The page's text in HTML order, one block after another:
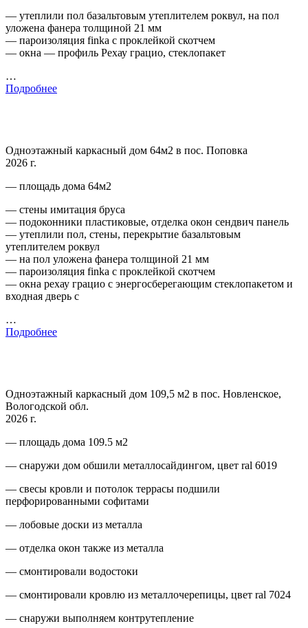
— утеплили пол базальтовым утеплителем роквул, на пол
уложена фанера толщиной 21 мм
— пароизоляция finka с проклейкой скотчем
— окна — профиль Рехау грацио, стеклопакет
…
Подробнее
Одноэтажный каркасный дом 64м2 в пос. Поповка
2026 г.
— площадь дома 64м2
— стены имитация бруса
— подоконники пластиковые, отделка окон сендвич панель
— утеплили пол, стены, перекрытие базальтовым
утеплителем роквул
— на пол уложена фанера толщиной 21 мм
— пароизоляция finka с проклейкой скотчем
— окна рехау грацио с энергосберегающим стеклопакетом и
входная дверь с
…
Подробнее
Одноэтажный каркасный дом 109,5 м2 в пос. Новленское,
Вологодской обл.
2026 г.
— площадь дома 109.5 м2
— снаружи дом обшили металлосайдингом, цвет ral 6019
— свесы кровли и потолок террасы подшили
перфорированными софитами
— лобовые доски из металла
— отделка окон также из металла
— смонтировали водостоки
— смонтировали кровлю из металлочерепицы, цвет ral 7024
— снаружи выполняем контрутепление